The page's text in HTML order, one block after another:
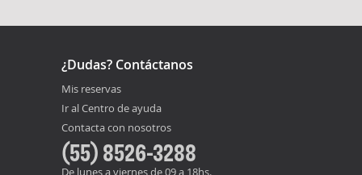
¿Dudas? Contáctanos
Mis reservas
Ir al Centro de ayuda
Contacta con nosotros
(55) 8526-3288
De lunes a viernes de 09 a 18hs.